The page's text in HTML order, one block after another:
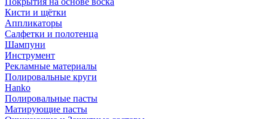
Кисти и щётки
Аппликаторы
Салфетки и полотенца
Шампуни
Инструмент
Рекламные материалы
Полировальные круги
Hanko
Полировальные пасты
Матирующие пасты